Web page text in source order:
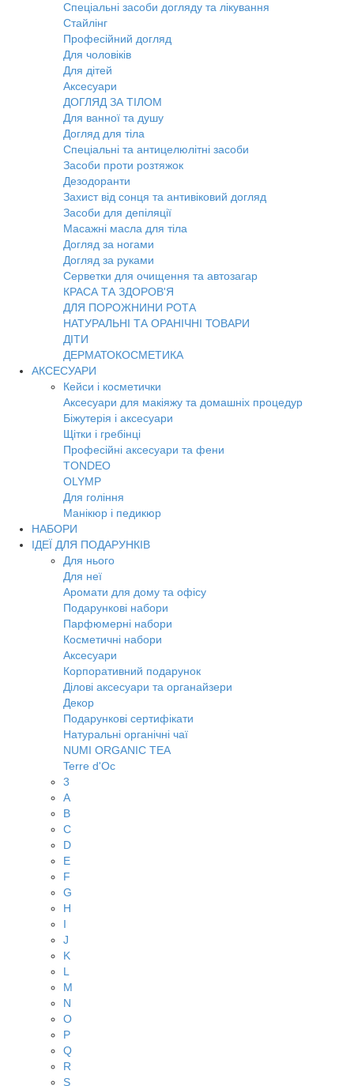
Спеціальні засоби догляду та лікування
Стайлінг
Професійний догляд
Для чоловіків
Для дітей
Аксесуари
ДОГЛЯД ЗА ТІЛОМ
Для ванної та душу
Догляд для тіла
Спеціальні та антицелюлітні засоби
Засоби проти розтяжок
Дезодоранти
Захист від сонця та антивіковий догляд
Засоби для депіляції
Масажні масла для тіла
Догляд за ногами
Догляд за руками
Серветки для очищення та автозагар
КРАСА ТА ЗДОРОВ'Я
ДЛЯ ПОРОЖНИНИ РОТА
НАТУРАЛЬНІ ТА ОРАНІЧНІ ТОВАРИ
ДІТИ
ДЕРМАТОКОСМЕТИКА
АКСЕСУАРИ
Кейси і косметички
Аксесуари для макіяжу та домашніх процедур
Біжутерія і аксесуари
Щітки і гребінці
Професійні аксесуари та фени
TONDEO
OLYMP
Для гоління
Манікюр і педикюр
НАБОРИ
ІДЕЇ ДЛЯ ПОДАРУНКІВ
Для нього
Для неї
Аромати для дому та офісу
Подарункові набори
Парфюмерні набори
Косметичні набори
Аксесуари
Корпоративний подарунок
Ділові аксесуари та органайзери
Декор
Подарункові сертифікати
Натуральні органічні чаї
NUMI ORGANIC TEA
Terre d'Oc
3
A
B
C
D
E
F
G
H
I
J
K
L
M
N
O
P
Q
R
S